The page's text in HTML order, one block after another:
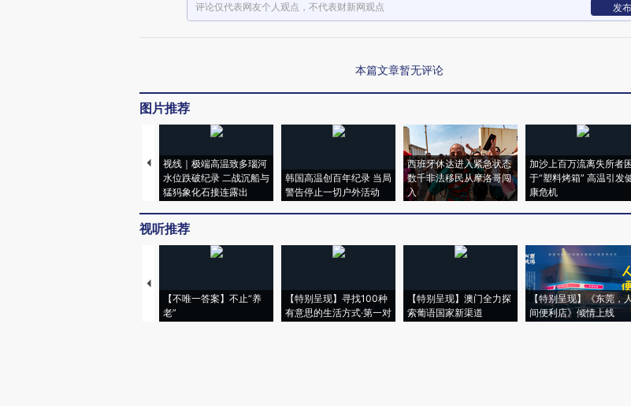
评论仅代表网友个人观点，不代表财新网观点 发布
本篇文章暂无评论
图片推荐
视线｜极端高温致多瑙河
水位跌破纪录 二战沉船与
猛犸象化石接连露出
韩国高温创百年纪录 当局
警告停止一切户外活动
西班牙休达进入紧急状态
数千非法移民从摩洛哥闯
入
加沙上百万流离失所者
于“塑料烤箱” 高温引发
康危机
视听推荐
【不唯一答案】不止“养
老”
【特别呈现】寻找100种
有意思的生活方式·第一对
【特别呈现】澳门全力探
索葡语国家新渠道
【特别呈现】《东莞，人
间便利店》倾情上线